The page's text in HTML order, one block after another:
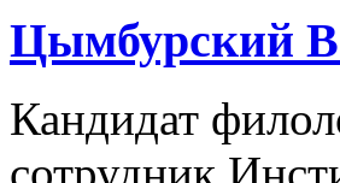
Цымбурский
Кандидат